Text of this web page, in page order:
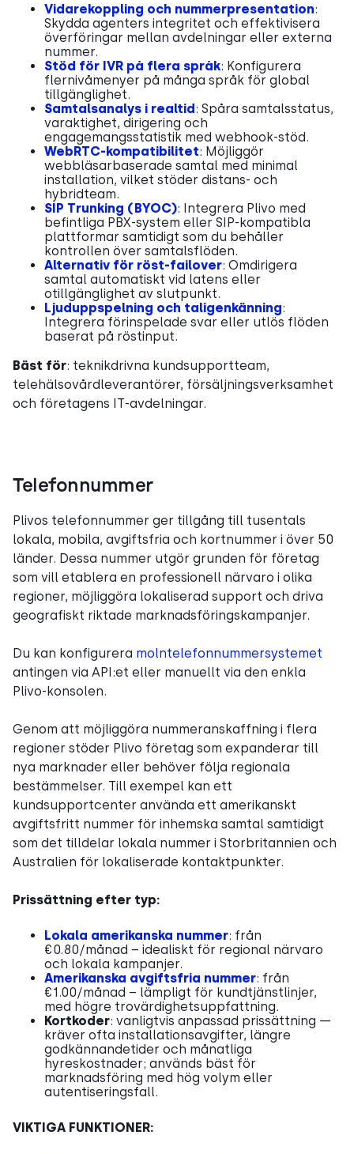
Vidarekoppling och nummerpresentation:
Skydda agenters integritet och effektivisera
överföringar mellan avdelningar eller externa
nummer.
Stöd för IVR på flera språk: Konfigurera
flernivåmenyer på många språk för global
tillgänglighet.
Samtalsanalys i realtid: Spåra samtalsstatus,
varaktighet, dirigering och
engagemangsstatistik med webhook-stöd.
WebRTC-kompatibilitet: Möjliggör
webbläsarbaserade samtal med minimal
installation, vilket stöder distans- och
hybridteam.
SIP Trunking (BYOC): Integrera Plivo med
befintliga PBX-system eller SIP-kompatibla
plattformar samtidigt som du behåller
kontrollen över samtalsflöden.
Alternativ för röst-failover: Omdirigera
samtal automatiskt vid latens eller
otillgänglighet av slutpunkt.
Ljuduppspelning och taligenkänning:
Integrera förinspelade svar eller utlös flöden
baserat på röstinput.
Bäst för: teknikdrivna kundsupportteam,
telehälsovårdleverantörer, försäljningsverksamhet
och företagens IT-avdelningar.
Telefonnummer
Plivos telefonnummer ger tillgång till tusentals
lokala, mobila, avgiftsfria och kortnummer i över 50
länder. Dessa nummer utgör grunden för företag
som vill etablera en professionell närvaro i olika
regioner, möjliggöra lokaliserad support och driva
geografiskt riktade marknadsföringskampanjer.
Du kan konfigurera molntelefonnummersystemet
antingen via API:et eller manuellt via den enkla
Plivo-konsolen.
Genom att möjliggöra nummeranskaffning i flera
regioner stöder Plivo företag som expanderar till
nya marknader eller behöver följa regionala
bestämmelser. Till exempel kan ett
kundsupportcenter använda ett amerikanskt
avgiftsfritt nummer för inhemska samtal samtidigt
som det tilldelar lokala nummer i Storbritannien och
Australien för lokaliserade kontaktpunkter.
Prissättning efter typ:
Lokala amerikanska nummer: från
€0.80/månad – idealiskt för regional närvaro
och lokala kampanjer.
Amerikanska avgiftsfria nummer: från
€1.00/månad – lämpligt för kundtjänstlinjer,
med högre trovärdighetsuppfattning.
Kortkoder: vanligtvis anpassad prissättning —
kräver ofta installationsavgifter, längre
godkännandetider och månatliga
hyreskostnader; används bäst för
marknadsföring med hög volym eller
autentiseringsfall.
VIKTIGA FUNKTIONER: